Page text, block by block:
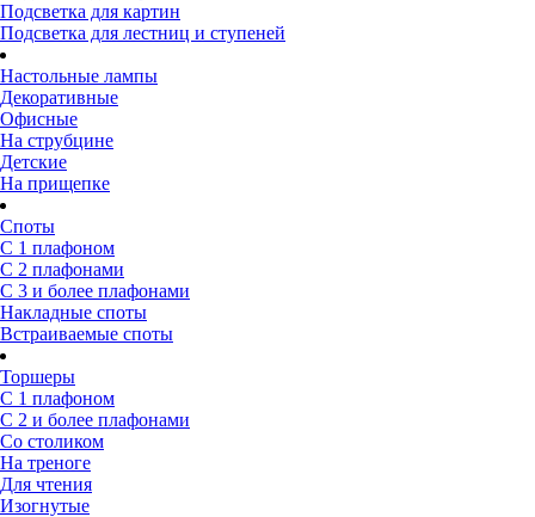
Подсветка для картин
Подсветка для лестниц и ступеней
Настольные лампы
Декоративные
Офисные
На струбцине
Детские
На прищепке
Споты
С 1 плафоном
С 2 плафонами
С 3 и более плафонами
Накладные споты
Встраиваемые споты
Торшеры
С 1 плафоном
С 2 и более плафонами
Со столиком
На треноге
Для чтения
Изогнутые